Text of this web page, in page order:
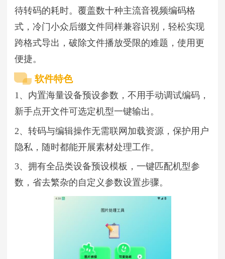
待转码的耗时。覆盖数十种主流音视频编码格
式，冷门小众后缀文件同样兼容识别，轻松实现
跨格式导出，破除文件播放受限的难题，使用更
便捷。
软件特色
1、内置海量设备预设参数，不用手动调试编码，
新手点开文件可选定机型一键输出。
2、转码与编辑操作无需联网加载资源，保护用户
隐私，随时都能开展素材处理工作。
3、拥有全品类设备预设模板，一键匹配机型参
数，省去繁杂的自定义参数设置步骤。